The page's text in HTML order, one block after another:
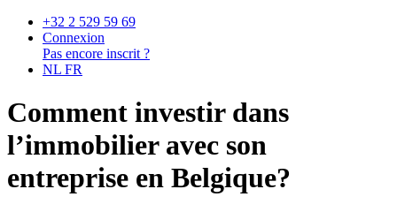
+32 2 529 59 69
Connexion
Pas encore inscrit ?
NL FR
Comment investir dans
l’immobilier avec son
entreprise en Belgique?